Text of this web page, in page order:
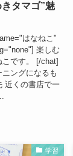
タマゴ”魅
はなねこ"
楽しむ
こです。 [/chat]
ングになるも
近くの書店で一
学習